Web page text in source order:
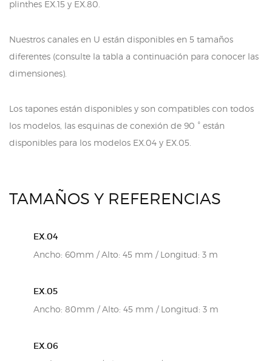
plinthes EX.15 y EX.80.
Nuestros canales en U están disponibles en 5 tamaños
diferentes (consulte la tabla a continuación para conocer las
dimensiones).
Los tapones están disponibles y son compatibles con todos
los modelos, las esquinas de conexión de 90 ° están
disponibles para los modelos EX.04 y EX.05.
TAMAÑOS Y REFERENCIAS
EX.04
Ancho: 60mm / Alto: 45 mm / Longitud: 3 m
EX.05
Ancho: 80mm / Alto: 45 mm / Longitud: 3 m
EX.06